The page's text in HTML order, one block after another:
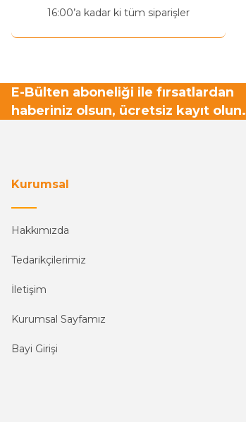
16:00’a kadar ki tüm siparişler
E-Bülten aboneliği ile fırsatlardan
haberiniz olsun, ücretsiz kayıt olun.
Kurumsal
Hakkımızda
Tedarikçilerimiz
İletişim
Kurumsal Sayfamız
Bayi Girişi